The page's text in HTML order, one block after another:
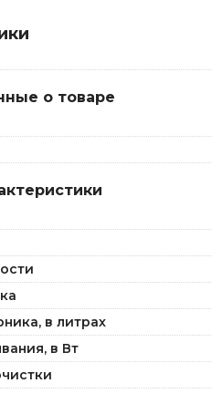
о товаре
в литрах
в Вт